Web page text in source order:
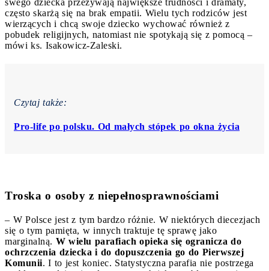
często skarżą się na brak empatii. Wielu tych rodziców jest
wierzących i chcą swoje dziecko wychować również z
pobudek religijnych, natomiast nie spotykają się z pomocą –
mówi ks. Isakowicz-Zaleski.
Czytaj także:
Pro-life po polsku. Od małych stópek po okna życia
Troska o osoby z niepełnosprawnościami
– W Polsce jest z tym bardzo różnie. W niektórych diecezjach
się o tym pamięta, w innych traktuje tę sprawę jako
marginalną. W wielu parafiach opieka się ogranicza do
ochrzczenia dziecka i do dopuszczenia go do Pierwszej
Komunii. I to jest koniec. Statystyczna parafia nie postrzega